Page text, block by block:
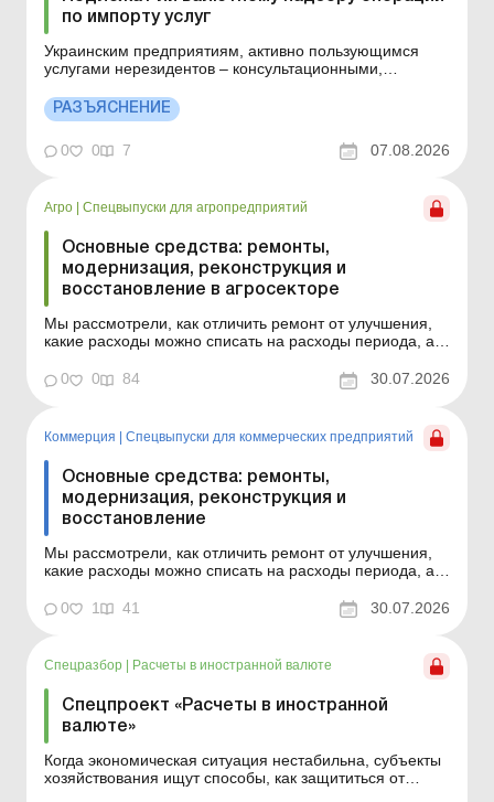
по импорту услуг
Украинским предприятиям, активно пользующимся
услугами нерезидентов – консультационными,
рекламными, инжиниринговыми и прочими – следует
учитывать, что такие операции также находятся под
валютным надзором. Детальнее см. ниже. Больше по
теме: Н...
РАЗЪЯСНЕНИЕ
0 0 7 07.08.2026
Агро Спецвыпуски для агропредприятий
Основные средства: ремонты,
модернизация, реконструкция и
восстановление в агросекторе
Мы рассмотрели, как отличить ремонт от улучшения,
какие расходы можно списать на расходы периода, а
первичные документы и как действовать в отдельных
практических ситуациях – от техобслуживания
арендованно...
0 0 84 30.07.2026
Коммерция | Спецвыпуски для коммерческих предприятий
Основные средства: ремонты,
модернизация, реконструкция и
восстановление
Мы рассмотрели, как отличить ремонт от улучшения,
какие расходы можно списать на расходы периода, а
первичные документы и как действовать в отдельных
практических ситуациях – от техобслуживания
арендованно...
0 1 41 30.07.2026
Спецразбор | Расчеты в иностранной валюте
Спецпроект «Расчеты в иностранной
валюте»
Когда экономическая ситуация нестабильна, субъекты
хозяйствования ищут способы, как защититься от